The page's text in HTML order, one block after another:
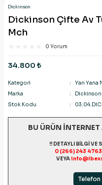
Dickinson
Dickinson Çifte Av
Mch
0 Yorum
34.800 ₺
Kategori
Yan Yana
Marka
Dickinson
Stok Kodu
BU ÜRÜN
!! DETAYLI BİLGİ
0 (266) 243 4763
VEYA
Telefon